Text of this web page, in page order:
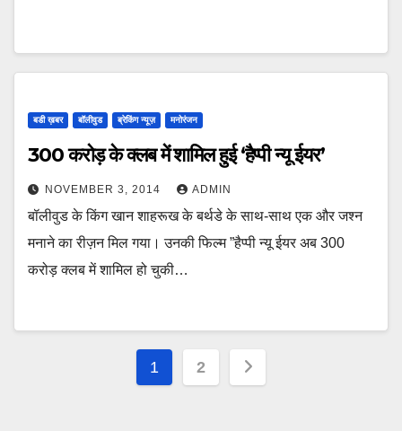
बडी ख़बर बॉलीवुड ब्रेकिंग न्यूज़ मनोरंजन
300 करोड़ के क्लब में शामिल हुई ‘हैप्पी न्यू ईयर’
NOVEMBER 3, 2014 ADMIN
बॉलीवुड के किंग खान शाहरूख के बर्थडे के साथ-साथ एक और जश्न
मनाने का रीज़न मिल गया। उनकी फिल्म ”हैप्पी न्यू ईयर अब 300
करोड़ क्लब में शामिल हो चुकी…
Posts
1 2